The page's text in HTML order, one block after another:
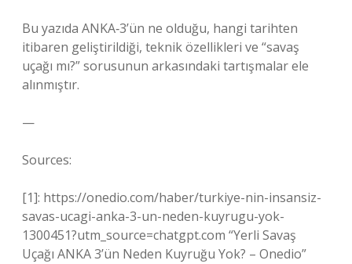
Bu yazıda ANKA‑3’ün ne olduğu, hangi tarihten
itibaren geliştirildiği, teknik özellikleri ve “savaş
uçağı mı?” sorusunun arkasındaki tartışmalar ele
alınmıştır.
—
Sources:
[1]: https://onedio.com/haber/turkiye-nin-insansiz-
savas-ucagi-anka-3-un-neden-kuyrugu-yok-
1300451?utm_source=chatgpt.com “Yerli Savaş
Uçağı ANKA 3’ün Neden Kuyruğu Yok? – Onedio”